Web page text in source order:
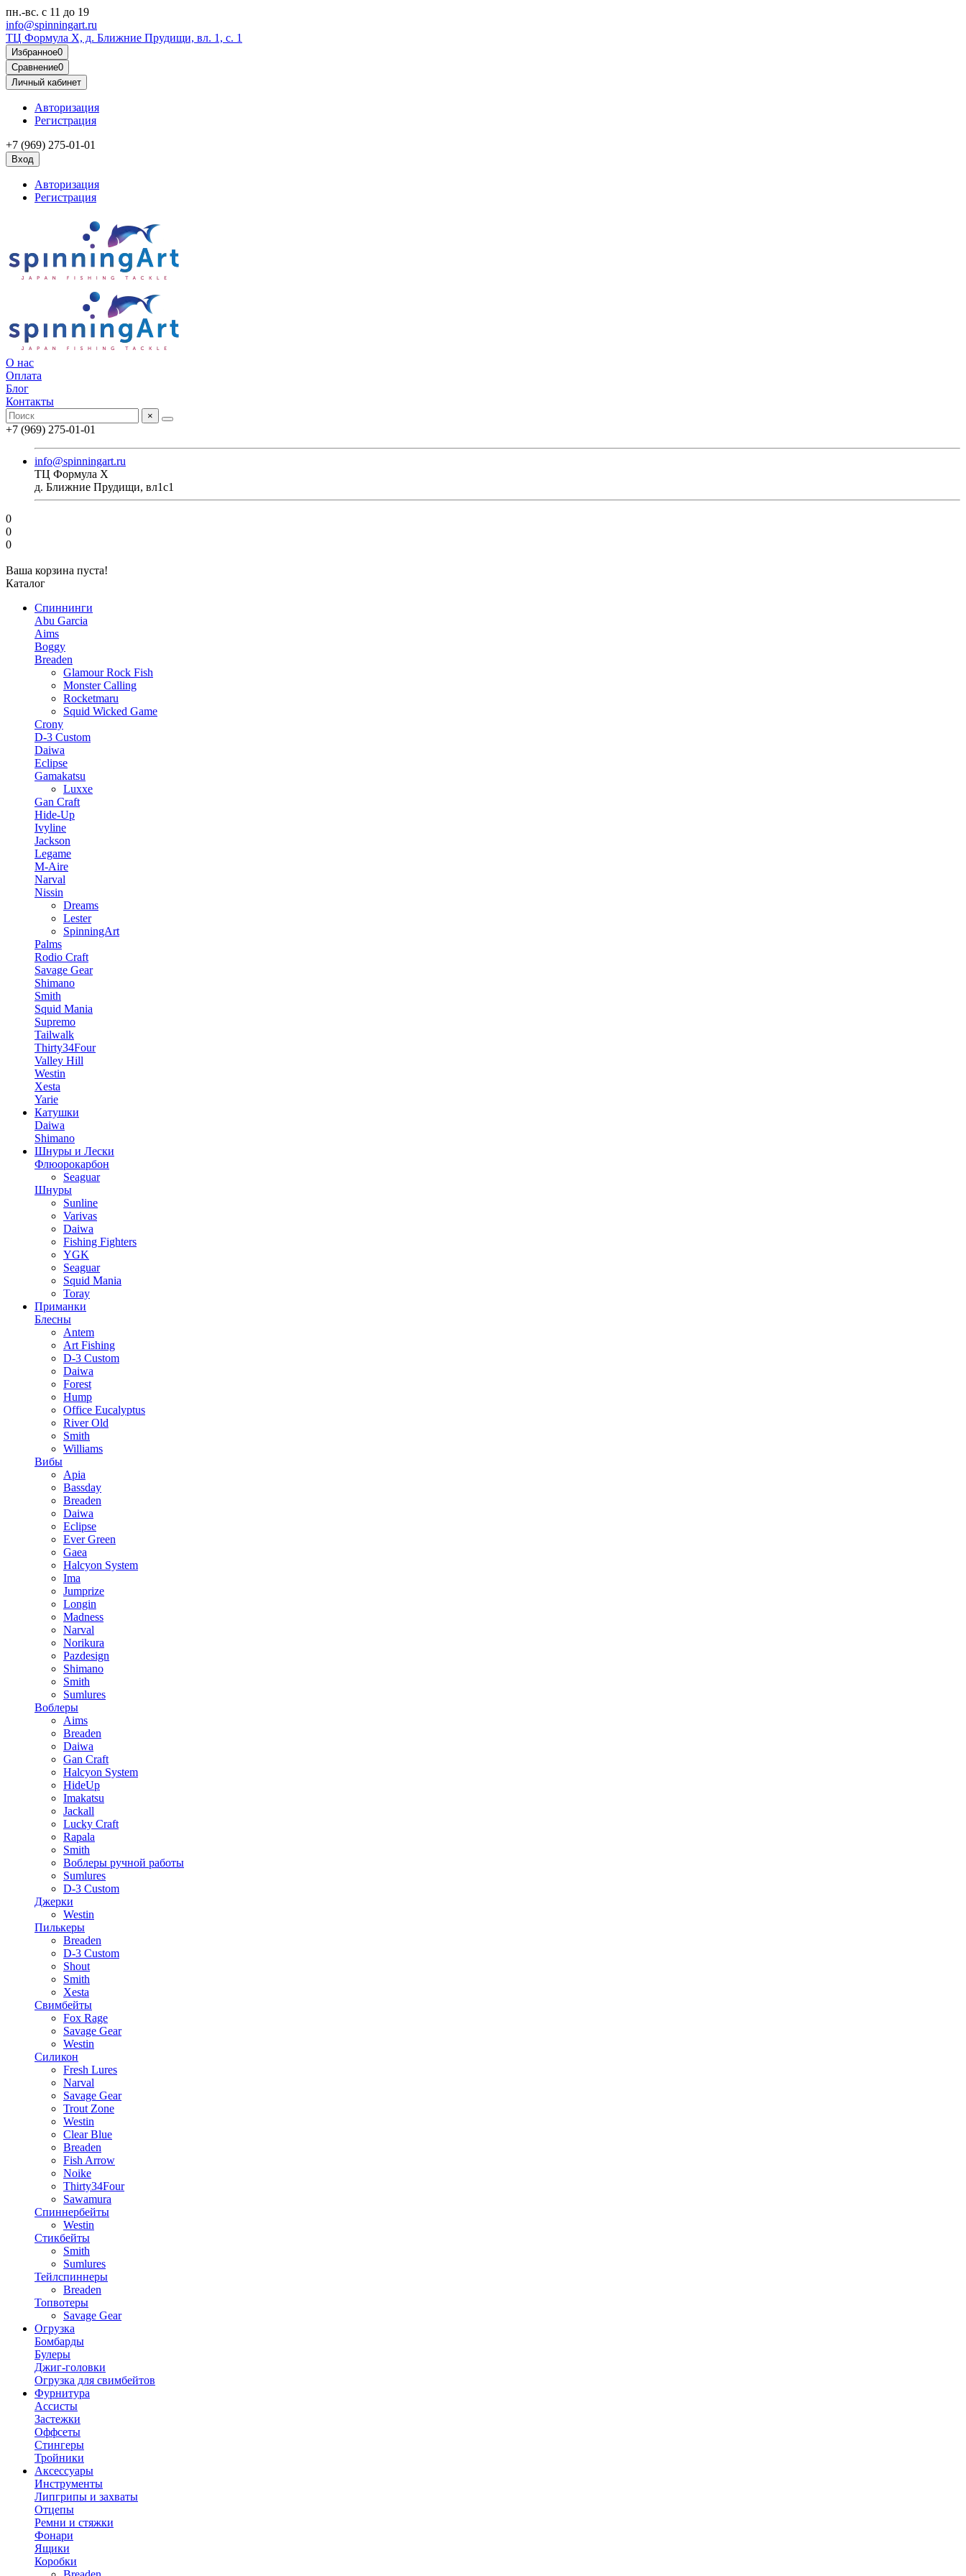
пн.-вс. с 11 до 19
info@spinningart.ru
ТЦ Формула X, д. Ближние Прудищи, вл. 1, с. 1
Избранное0
Сравнение0
Личный кабинет
Авторизация
Регистрация
+7 (969) 275-01-01
Вход
Авторизация
Регистрация
О нас
Оплата
Блог
Контакты
×
+7 (969) 275-01-01
info@spinningart.ru
ТЦ Формула X
д. Ближние Прудищи, вл1с1
0
0
0
Ваша корзина пуста!
Каталог
Спиннинги
Abu Garcia
Aims
Boggy
Breaden
Glamour Rock Fish
Monster Calling
Rocketmaru
Squid Wicked Game
Crony
D-3 Custom
Daiwa
Eclipse
Gamakatsu
Luxxe
Gan Craft
Hide-Up
Ivyline
Jackson
Legame
M-Aire
Narval
Nissin
Dreams
Lester
SpinningArt
Palms
Rodio Craft
Savage Gear
Shimano
Smith
Squid Mania
Supremo
Tailwalk
Thirty34Four
Valley Hill
Westin
Xesta
Yarie
Катушки
Daiwa
Shimano
Шнуры и Лески
Флюорокарбон
Seaguar
Шнуры
Sunline
Varivas
Daiwa
Fishing Fighters
YGK
Seaguar
Squid Mania
Toray
Приманки
Блесны
Antem
Art Fishing
D-3 Custom
Daiwa
Forest
Hump
Office Eucalyptus
River Old
Smith
Williams
Вибы
Apia
Bassday
Breaden
Daiwa
Eclipse
Ever Green
Gaea
Halcyon System
Ima
Jumprize
Longin
Madness
Narval
Norikura
Pazdesign
Shimano
Smith
Sumlures
Воблеры
Aims
Breaden
Daiwa
Gan Craft
Halcyon System
HideUp
Imakatsu
Jackall
Lucky Craft
Rapala
Smith
Воблеры ручной работы
Sumlures
D-3 Custom
Джерки
Westin
Пилькеры
Breaden
D-3 Custom
Shout
Smith
Xesta
Свимбейты
Fox Rage
Savage Gear
Westin
Силикон
Fresh Lures
Narval
Savage Gear
Trout Zone
Westin
Clear Blue
Breaden
Fish Arrow
Noike
Thirty34Four
Sawamura
Спиннербейты
Westin
Стикбейты
Smith
Sumlures
Тейлспиннеры
Breaden
Топвотеры
Savage Gear
Огрузка
Бомбарды
Булеры
Джиг-головки
Огрузка для свимбейтов
Фурнитура
Ассисты
Застежки
Оффсеты
Стингеры
Тройники
Аксессуары
Инструменты
Липгрипы и захваты
Отцепы
Ремни и стяжки
Фонари
Ящики
Коробки